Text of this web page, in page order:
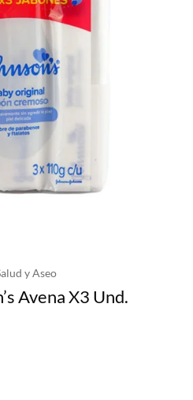
y Aseo
Avena X3 Und.